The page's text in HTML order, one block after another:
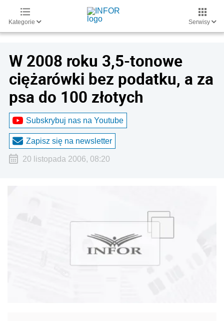
Kategorie Serwisy
W 2008 roku 3,5-tonowe
ciężarówki bez podatku, a za
psa do 100 złotych
Subskrybuj nas na Youtube
Zapisz się na newsletter
20 listopada 2006, 08:20